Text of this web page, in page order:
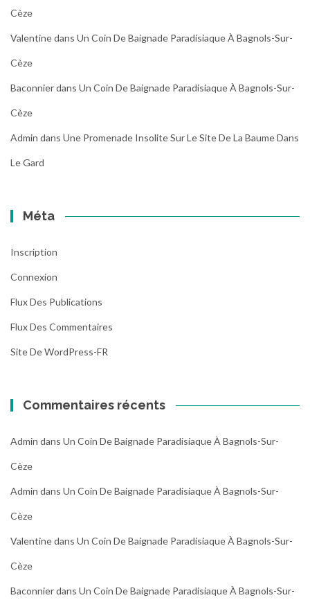
Cèze
Valentinedans Un Coin De Baignade Paradisiaque À Bagnols-Sur-
Cèze
Baconnierdans Un Coin De Baignade Paradisiaque À Bagnols-Sur-
Cèze
Admin dans Une Promenade Insolite Sur Le Site De La Baume Dans
Le Gard
Méta
Inscription
Connexion
Flux Des Publications
Flux Des Commentaires
Site De WordPress-FR
Commentaires récents
Admin dans Un Coin De Baignade Paradisiaque À Bagnols-Sur-
Cèze
Admin dans Un Coin De Baignade Paradisiaque À Bagnols-Sur-
Cèze
Valentinedans Un Coin De Baignade Paradisiaque À Bagnols-Sur-
Cèze
Baconnierdans Un Coin De Baignade Paradisiaque À Bagnols-Sur-